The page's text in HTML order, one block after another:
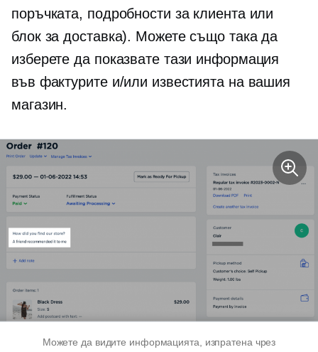
поръчката, подробности за клиента или
блок за доставка). Можете също така да
изберете да показвате тази информация
във фактурите и/или известията на вашия
магазин.
Можете да видите информацията, изпратена чрез